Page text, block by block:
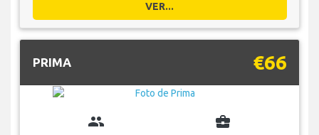
VER...
PRIMA €66
group business_center